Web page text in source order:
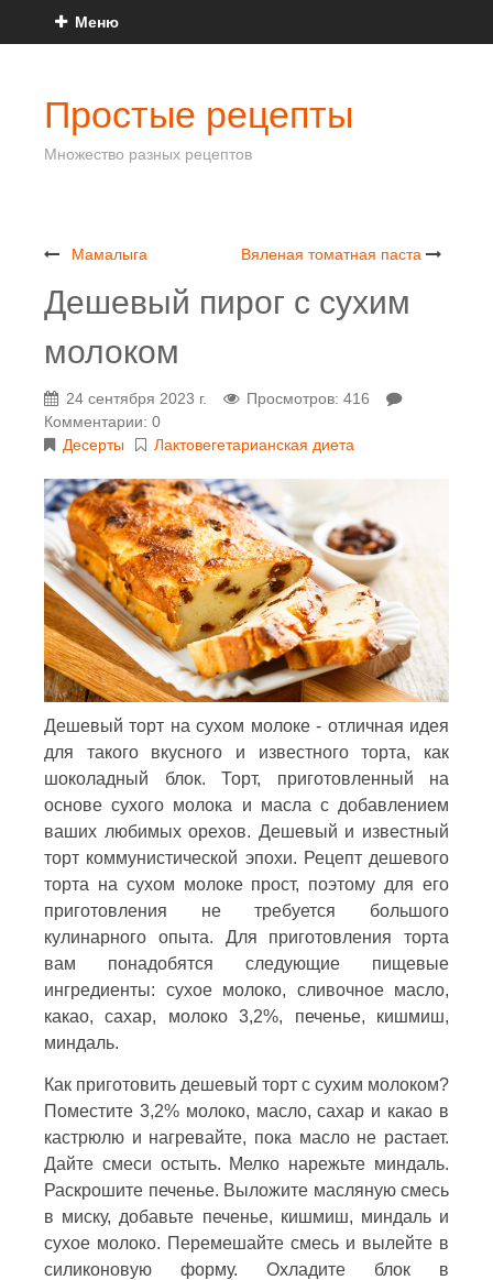
Меню
Простые рецепты
Множество разных рецептов
Мамалыга Вяленая томатная паста
Дешевый пирог с сухим
молоком
24 сентября 2023 г.
Просмотров: 416
Комментарии: 0
Десерты
Лактовегетарианская диета
Дешевый торт на сухом молоке - отличная идея
для такого вкусного и известного торта, как
шоколадный блок. Торт, приготовленный на
основе сухого молока и масла с добавлением
ваших любимых орехов. Дешевый и известный
торт коммунистической эпохи. Рецепт дешевого
торта на сухом молоке прост, поэтому для его
приготовления не требуется большого
кулинарного опыта. Для приготовления торта
вам понадобятся следующие пищевые
ингредиенты: сухое молоко, сливочное масло,
какао, сахар, молоко 3,2%, печенье, кишмиш,
миндаль.
Как приготовить дешевый торт с сухим молоком?
Поместите 3,2% молоко, масло, сахар и какао в
кастрюлю и нагревайте, пока масло не растает.
Дайте смеси остыть. Мелко нарежьте миндаль.
Раскрошите печенье. Выложите масляную смесь
в миску, добавьте печенье, кишмиш, миндаль и
сухое молоко. Перемешайте смесь и вылейте в
силиконовую форму. Охладите блок в